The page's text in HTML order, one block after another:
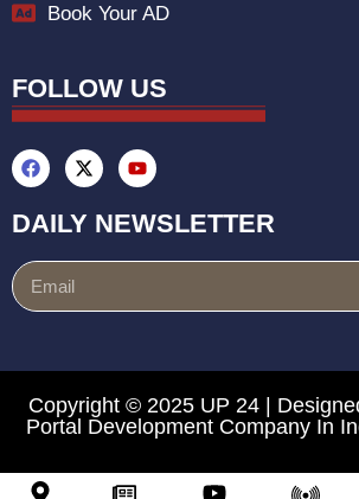
Book Your AD
FOLLOW US
DAILY NEWSLETTER
Copyright © 2025 UP 24 |
Portal Development Company In